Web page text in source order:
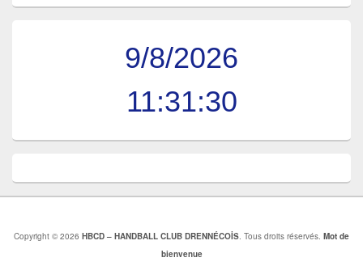
9/8/2026
11:31:30
Copyright © 2026 HBCD – HANDBALL CLUB DRENNÉCOİS. Tous droits réservés. Mot de
bienvenue